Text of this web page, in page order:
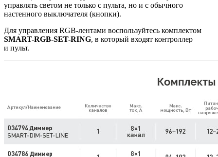
управлять светом не только с пульта, но и с обычного
настенного выключателя (кнопки).
Для управления RGB-лентами воспользуйтесь комплектом
SMART-RGB-SET-RING, в который входят контроллер
и пульт.